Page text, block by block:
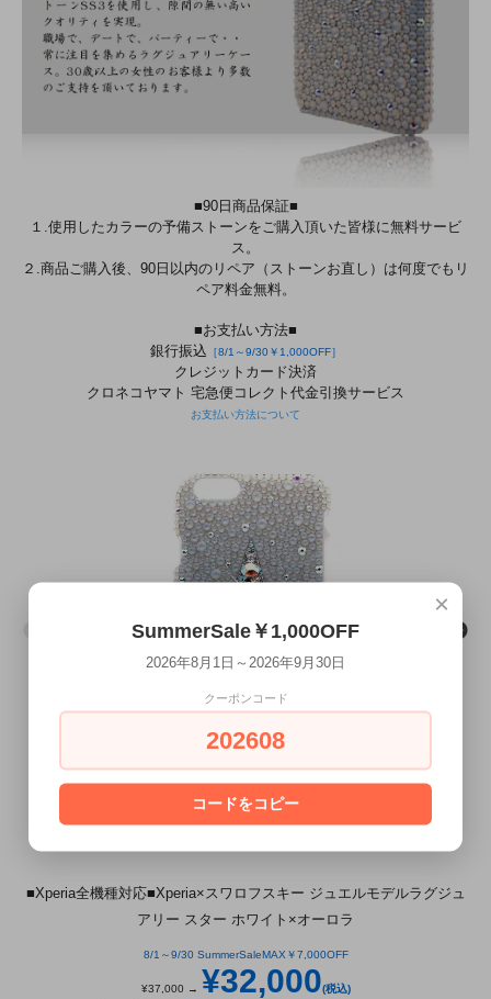
■90日商品保証■
１.使用したカラーの予備ストーンをご購入頂いた皆様に無料サービ
ス。
２.商品ご購入後、90日以内のリペア（ストーンお直し）は何度でもリ
ペア料金無料。
■お支払い方法■
銀行振込 ［8/1～9/30￥1,000OFF］
クレジットカード決済
クロネコヤマト 宅急便コレクト代金引換サービス
お支払い方法について
■Xperia全機種対応■Xperia×スワロフスキー ジュエルモデルラグジュ
アリー スター ホワイト×オーロラ
8/1～9/30 SummerSaleMAX￥7,000OFF
¥37,000 → ¥32,000(税込)
×
SummerSale￥1,000OFF
2026年8月1日～2026年9月30日
クーポンコード
202608
コードをコピー